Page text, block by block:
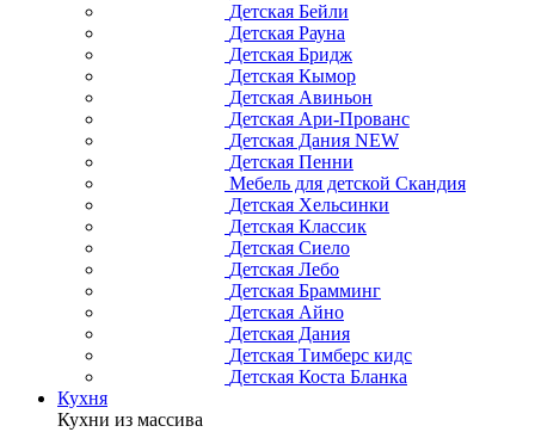
Детская Бейли
Детская Рауна
Детская Бридж
Детская Кымор
Детская Авиньон
Детская Ари-Прованс
Детская Дания NEW
Детская Пенни
Мебель для детской Скандия
Детская Хельсинки
Детская Классик
Детская Сиело
Детская Лебо
Детская Брамминг
Детская Айно
Детская Дания
Детская Тимберс кидс
Детская Коста Бланка
Кухня
Кухни из массива